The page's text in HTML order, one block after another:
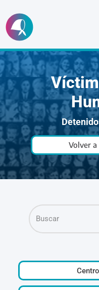
Ir
al
contenido
Volver a